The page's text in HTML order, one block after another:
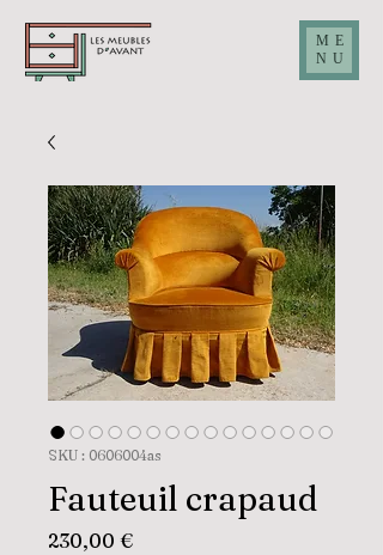
ME
NU
SKU : 0606004as
Fauteuil crapaud
230,00 €Prix